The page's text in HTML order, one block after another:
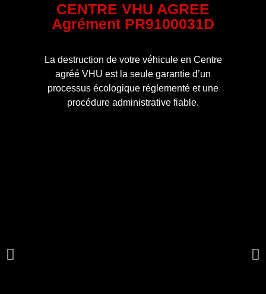
CENTRE VHU AGREE
Agrément PR9100031D
La destruction de votre véhicule en Centre
agréé VHU est la seule garantie d’un
processus écologique réglementé et une
procédure administrative fiable.